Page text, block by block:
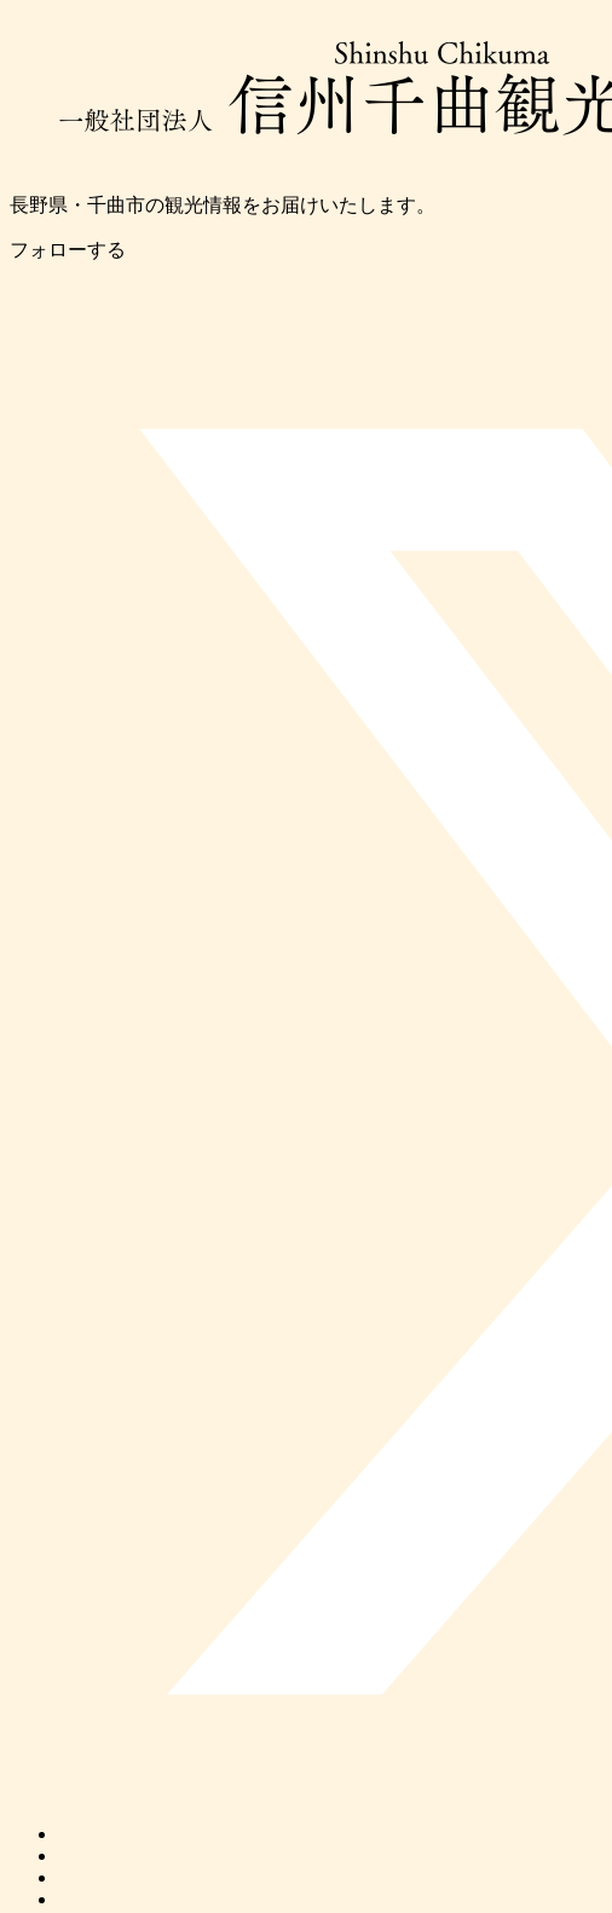
長野県・千曲市の観光情報をお届けいたします。
フォローする